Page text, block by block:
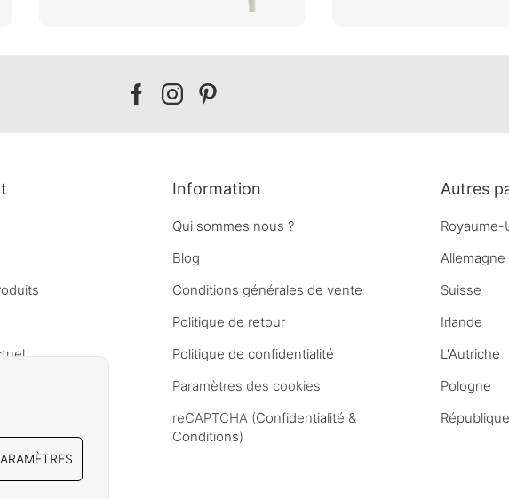
Our
Our
Our
Information
Qui sommes nous ?
Blog
Conditions générales de vente
Politique de retour
Politique de confidentialité
Paramètres des cookies
reCAPTCHA (Confidentialité &
Conditions)
Autres
Royaume-
Allemagne
Suisse
Irlande
L'Autriche
Pologne